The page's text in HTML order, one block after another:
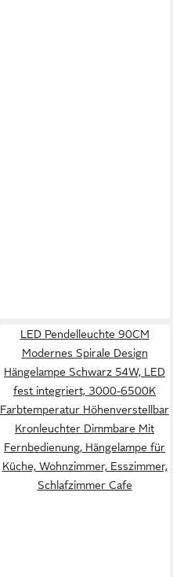
LED Pendelleuchte 90CM
Modernes Spirale Design
Hängelampe Schwarz 54W, LED
fest integriert, 3000-6500K
Farbtemperatur Höhenverstellbar
Kronleuchter Dimmbare Mit
Fernbedienung, Hängelampe für
Küche, Wohnzimmer, Esszimmer,
Schlafzimmer Cafe